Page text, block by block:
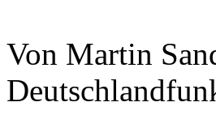
Von Martin